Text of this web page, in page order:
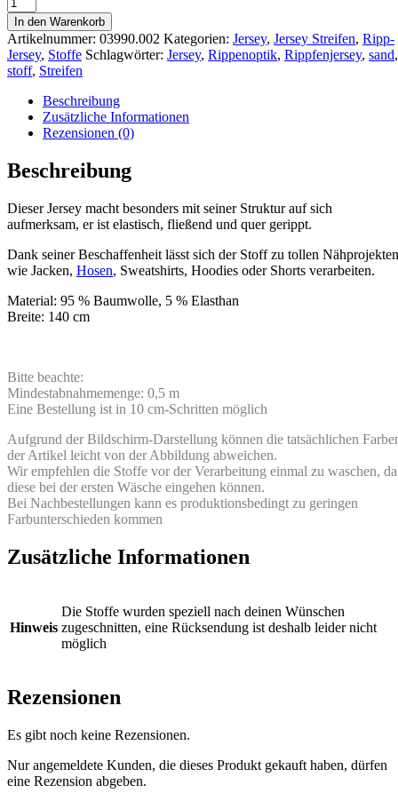
In den Warenkorb
Artikelnummer: 03990.002 Kategorien: Jersey, Jersey Streifen, Ripp-
Jersey, Stoffe Schlagwörter: Jersey, Rippenoptik, Rippfenjersey, sand,
stoff, Streifen
Beschreibung
Zusätzliche Informationen
Rezensionen (0)
Beschreibung
Dieser Jersey macht besonders mit seiner Struktur auf sich
aufmerksam, er ist elastisch, fließend und quer gerippt.
Dank seiner Beschaffenheit lässt sich der Stoff zu tollen Nähprojekten
wie Jacken, Hosen, Sweatshirts, Hoodies oder Shorts verarbeiten.
Material: 95 % Baumwolle, 5 % Elasthan
Breite: 140 cm
Bitte beachte:
Mindestabnahmemenge: 0,5 m
Eine Bestellung ist in 10 cm-Schritten möglich
Aufgrund der Bildschirm-Darstellung können die tatsächlichen
der Artikel leicht von der Abbildung abweichen.
Wir empfehlen die Stoffe vor der Verarbeitung einmal zu waschen, da
diese bei der ersten Wäsche eingehen können.
Bei Nachbestellungen kann es produktionsbedingt zu geringen
Farbunterschieden kommen
Zusätzliche Informationen
Hinweis
Die Stoffe wurden speziell nach deinen Wünschen
zugeschnitten, eine Rücksendung ist deshalb leider nicht
möglich
Rezensionen
Es gibt noch keine Rezensionen.
Nur angemeldete Kunden, die dieses Produkt gekauft haben, dürfen
eine Rezension abgeben.